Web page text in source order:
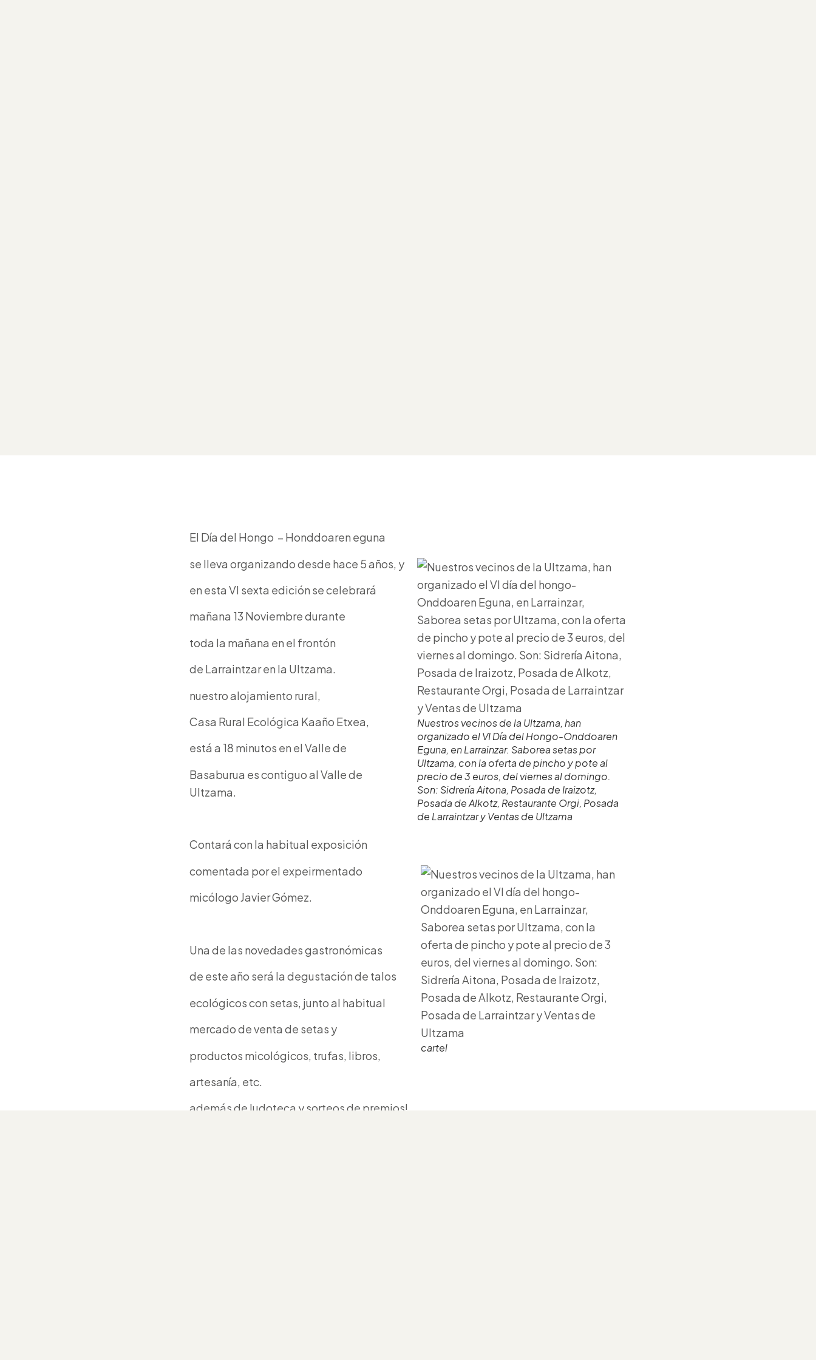
El Día del Hongo – Honddoaren eguna
Nuestros vecinos de la Ultzama, han
organizado el VI Día del Hongo-Onddoaren
Eguna, en Larrainzar. Saborea setas por
Ultzama, con la oferta de pincho y pote al
precio de 3 euros, del viernes al domingo.
Son: Sidrería Aitona, Posada de Iraizotz,
Posada de Alkotz, Restaurante Orgi, Posada
de Larraintzar y Ventas de Ultzama
se lleva organizando desde hace 5 años, y
en esta VI sexta edición se celebrará
mañana 13 Noviembre durante
toda la mañana en el frontón
de Larraintzar en la Ultzama.
nuestro alojamiento rural,
Casa Rural Ecológica Kaaño Etxea,
está a 18 minutos en el Valle de
Basaburua es contiguo al Valle de
Ultzama.
Contará con la habitual exposición
cartel
comentada por el expeirmentado
micólogo Javier Gómez.
Una de las novedades gastronómicas
de este año será la degustación de talos
ecológicos con setas, junto al habitual
mercado de venta de setas y
productos micológicos, trufas, libros,
artesanía, etc.
además de ludoteca y sorteos de premios!